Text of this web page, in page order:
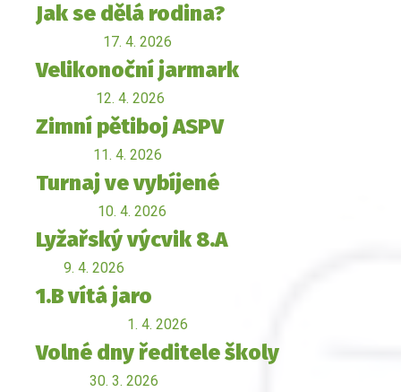
Jak se dělá rodina?
17. 4. 2026
Velikonoční jarmark
12. 4. 2026
Zimní pětiboj ASPV
11. 4. 2026
Turnaj ve vybíjené
10. 4. 2026
Lyžařský výcvik 8.A
9. 4. 2026
1.B vítá jaro
1. 4. 2026
Volné dny ředitele školy
30. 3. 2026